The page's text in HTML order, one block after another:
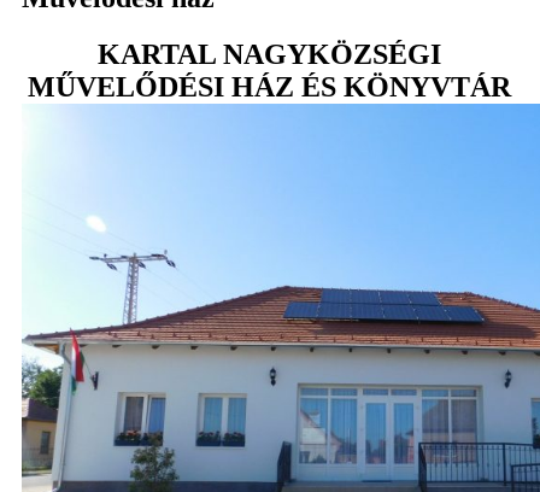
KARTAL NAGYKÖZSÉGI
MŰVELŐDÉSI HÁZ ÉS KÖNYVTÁR